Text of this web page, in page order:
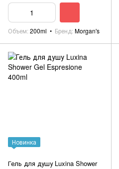
Объем 200ml Бренд Morgan's
Новинка
Гель для душу Luxina Shower